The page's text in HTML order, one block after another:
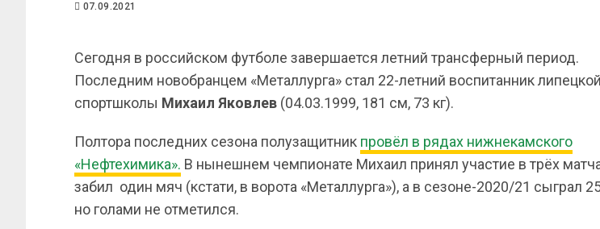
07.09.2021
Сегодня в российском футболе завершается летний трансферный период.
Последним новобранцем «Металлурга» стал 22-летний воспитанник липецкой
спортшколы Михаил Яковлев (04.03.1999, 181 см, 73 кг).
Полтора последних сезона полузащитник провёл в рядах нижнекамского
«Нефтехимика». В нынешнем чемпионате Михаил принял участие в трёх
забил один мяч (кстати, в ворота «Металлурга»), а в сезоне-2020/21 сыграл
но голами не отметился.